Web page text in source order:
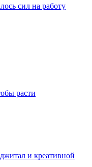
сил на работу
расти
и креативной